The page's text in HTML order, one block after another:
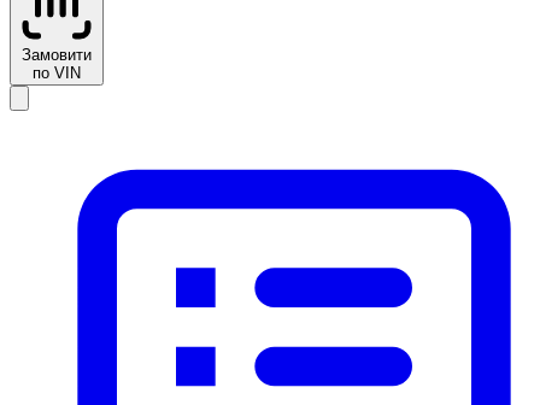
Замовити
по VIN